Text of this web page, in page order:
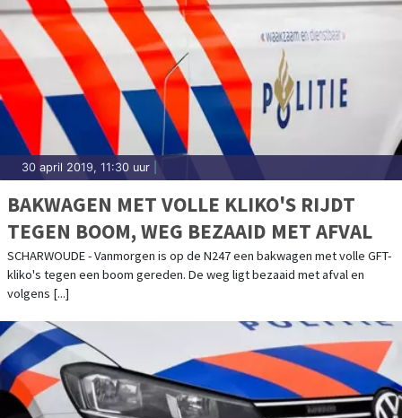
30 april 2019, 11:30 uur
BAKWAGEN MET VOLLE KLIKO'S RIJDT
TEGEN BOOM, WEG BEZAAID MET AFVAL
SCHARWOUDE - Vanmorgen is op de N247 een bakwagen met volle GFT-
kliko's tegen een boom gereden. De weg ligt bezaaid met afval en
volgens [...]